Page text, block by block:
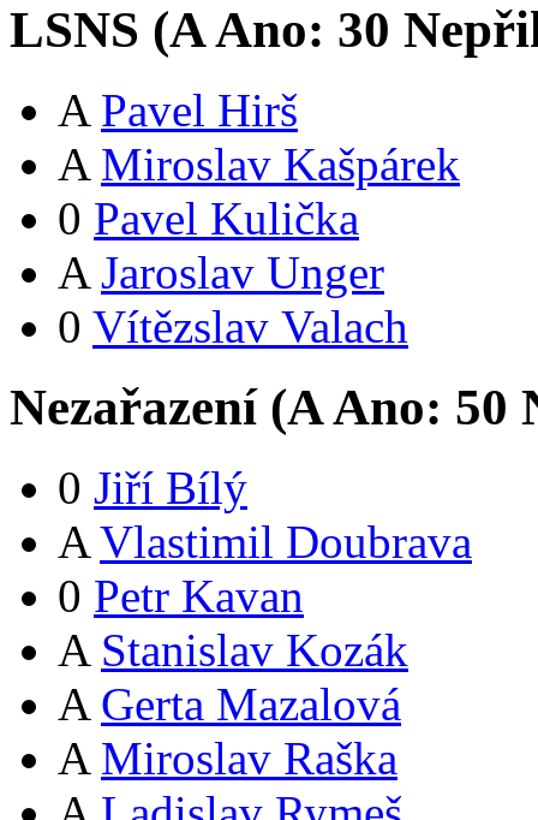
LSNS (AAno: 30
A Pavel Hirš
A Miroslav Kašpárek
0 Pavel Kulička
A Jaroslav Unger
0 Vítězslav Valach
Nezařazení (AAno: 50
0 Jiří Bílý
A Vlastimil Doubrava
0 Petr Kavan
A Stanislav Kozák
A Gerta Mazalová
A Miroslav Raška